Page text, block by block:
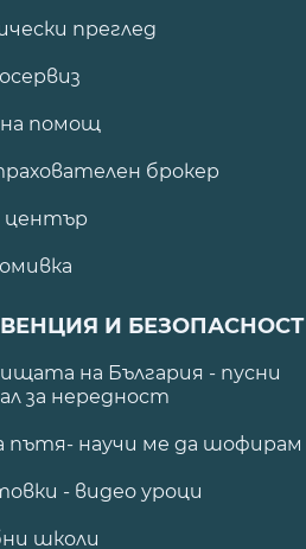
преглед
помощ
брокер
център
И БЕЗОПАСНОСТ
на България - пусни
за нередност
пътя- научи ме да шофирам
- видео уроци
школи